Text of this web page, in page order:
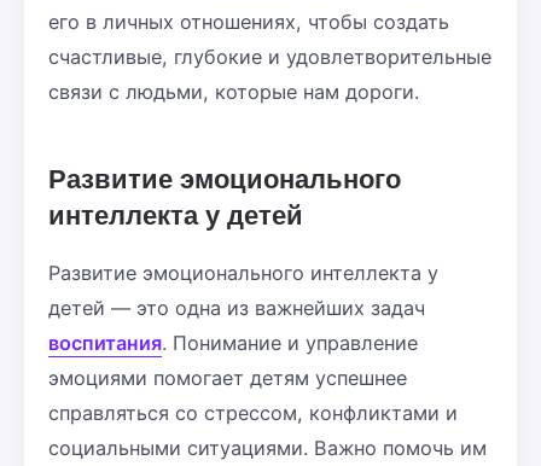
его в личных отношениях, чтобы создать
счастливые, глубокие и удовлетворительные
связи с людьми, которые нам дороги.
Развитие эмоционального
интеллекта у детей
Развитие эмоционального интеллекта у
детей — это одна из важнейших задач
воспитания. Понимание и управление
эмоциями помогает детям успешнее
справляться со стрессом, конфликтами и
социальными ситуациями. Важно помочь им